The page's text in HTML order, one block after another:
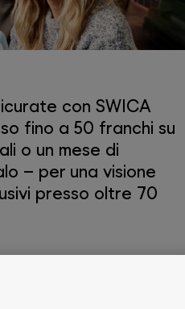
con SWICA
fino a 50 franchi su
o un mese di
– per una visione
presso oltre 70
e ha aperto la prima
L’azienda si è